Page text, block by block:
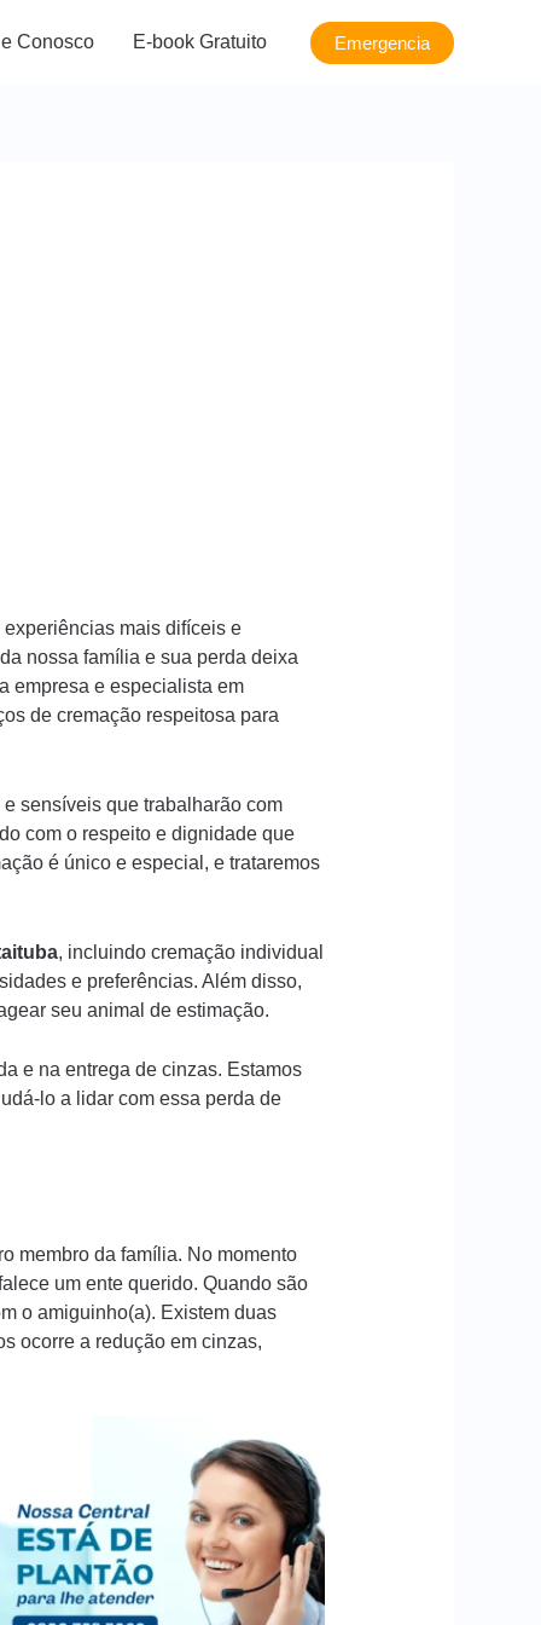
Conosco E-book Gratuito Emergencia
mais difíceis e
nossa família e sua perda deixa
empresa e especialista em
de cremação respeitosa para
sensíveis que trabalharão com
com o respeito e dignidade que
é único e especial, e trataremos
, incluindo cremação individual
e preferências. Além disso,
seu animal de estimação.
e na entrega de cinzas. Estamos
lo a lidar com essa perda de
membro da família. No momento
um ente querido. Quando são
o amiguinho(a). Existem duas
ocorre a redução em cinzas,